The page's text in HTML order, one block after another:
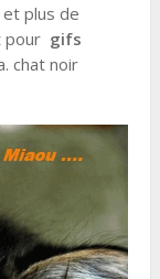
plus de
pour gifs
chat noir